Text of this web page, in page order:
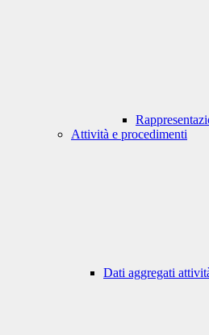
Attività e procedimenti
Dati aggregati